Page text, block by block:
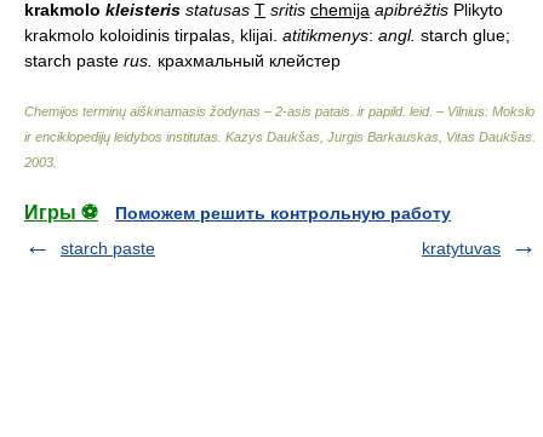
krakmolo kleisteris statusas T sritis chemija apibrėžtis Plikyto
krakmolo koloidinis tirpalas, klijai. atitikmenys: angl. starch glue;
starch paste rus. крахмальный клейстер
Chemijos terminų aiškinamasis žodynas – 2-asis patais. ir papild. leid. – Vilnius: Mokslo
ir enciklopedijų leidybos institutas Kazys Daukšas, Jurgis Barkauskas, Vitas Daukšas
2003
Игры ⚽
Поможем решить контрольную работу
starch paste
kratytuvas